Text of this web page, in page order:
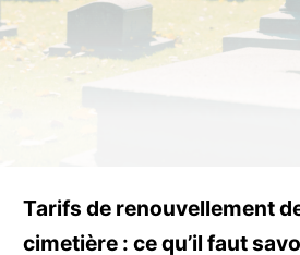
Tarifs de renouvellement
cimetière : ce qu’il faut